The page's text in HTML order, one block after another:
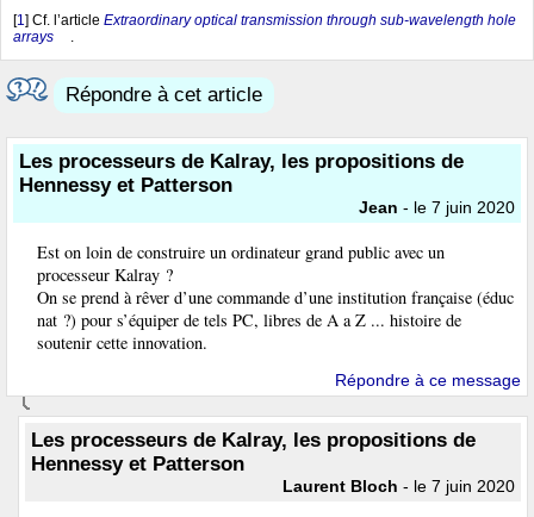
[1] Cf. l’article Extraordinary optical transmission through sub-wavelength hole
arrays
.
Répondre à cet article
Les processeurs de Kalray, les propositions de
Hennessy et Patterson
Jean - le 7 juin 2020
Est on loin de construire un ordinateur grand public avec un
processeur Kalray ?
On se prend à rêver d’une commande d’une institution française (éduc
nat ?) pour s’équiper de tels PC, libres de A a Z ... histoire de
soutenir cette innovation.
Répondre à ce message
Les processeurs de Kalray, les propositions de
Hennessy et Patterson
Laurent Bloch - le 7 juin 2020